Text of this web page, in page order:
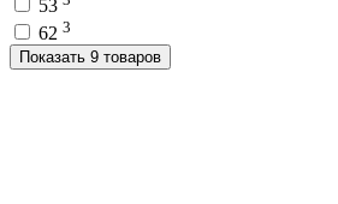
53
62 3
Показать 9 товаров